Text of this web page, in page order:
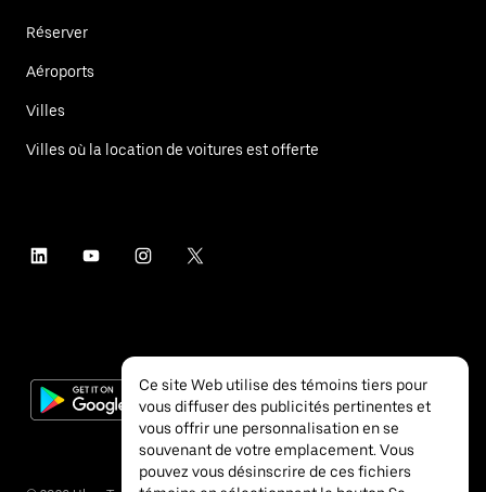
Réserver
Aéroports
Villes
Villes où la location de voitures est offerte
Ce site Web utilise des témoins tiers pour
vous diffuser des publicités pertinentes et
vous offrir une personnalisation en se
souvenant de votre emplacement. Vous
pouvez vous désinscrire de ces fichiers